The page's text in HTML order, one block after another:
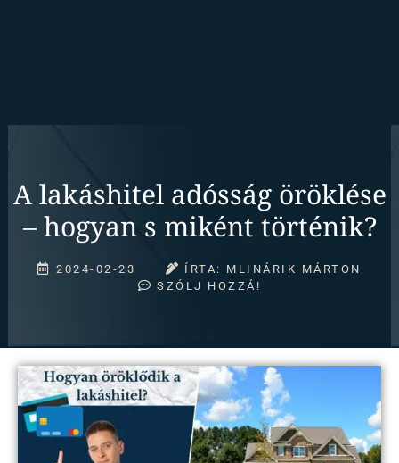
A lakáshitel adósság öröklése
– hogyan s miként történik?
2024-02-23 ÍRTA: MLINÁRIK MÁRTON
SZÓLJ HOZZÁ!